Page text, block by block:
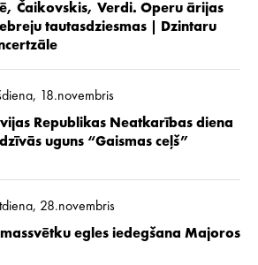
Čaikovskis, Verdi. Operu ārijas
tautasdziesmas | Dzintaru
18.novembris
Republikas Neatkarības diena
uguns “Gaismas ceļš”
28.novembris
egles iedegšana Majoros